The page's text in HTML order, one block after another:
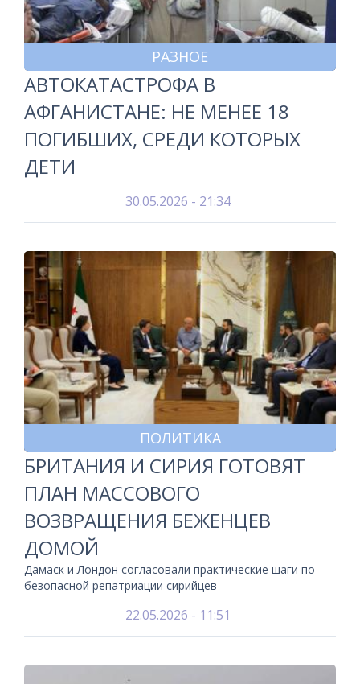
РАЗНОЕ
АВТОКАТАСТРОФА В
АФГАНИСТАНЕ: НЕ МЕНЕЕ 18
ПОГИБШИХ, СРЕДИ КОТОРЫХ
ДЕТИ
30.05.2026 - 21:34
ПОЛИТИКА
БРИТАНИЯ И СИРИЯ ГОТОВЯТ
ПЛАН МАССОВОГО
ВОЗВРАЩЕНИЯ БЕЖЕНЦЕВ
ДОМОЙ
Дамаск и Лондон согласовали практические шаги по
безопасной репатриации сирийцев
22.05.2026 - 11:51